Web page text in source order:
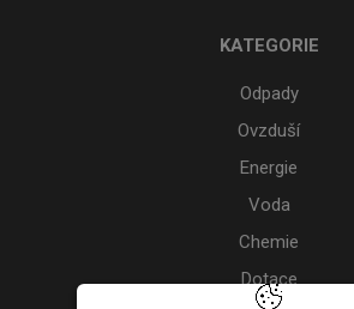
KATEGORIE
Odpady
Ovzduší
Energie
Voda
Chemie
Dotace